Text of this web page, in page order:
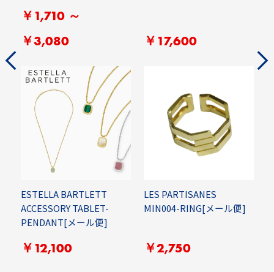
お買い物を続ける
￥1,710 ～
￥3,080
￥17,600
ESTELLA BARTLETT
ACCESSORY TABLET-
PENDANT[メール便]
￥12,100
LES PARTISANES
MIN004-RING[メール便]
￥2,750